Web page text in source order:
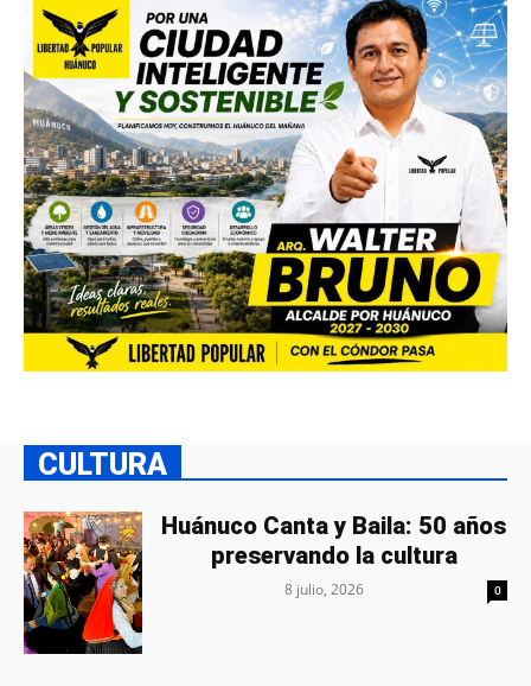
CULTURA
Huánuco Canta y Baila: 50 años
preservando la cultura
8 julio, 2026 0